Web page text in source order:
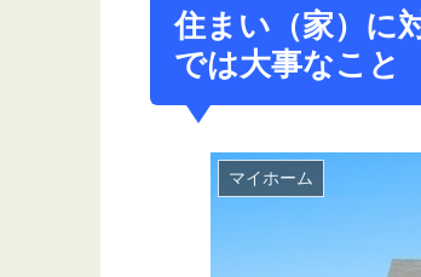
住まい（家）に
では大事なこと
マイホーム